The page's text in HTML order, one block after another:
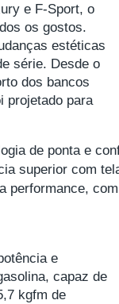
e F-Sport, o
os gostos.
estéticas
série. Desde o
dos bancos
projetado para
de ponta e
superior com
performance,
e
capaz de
kgfm de